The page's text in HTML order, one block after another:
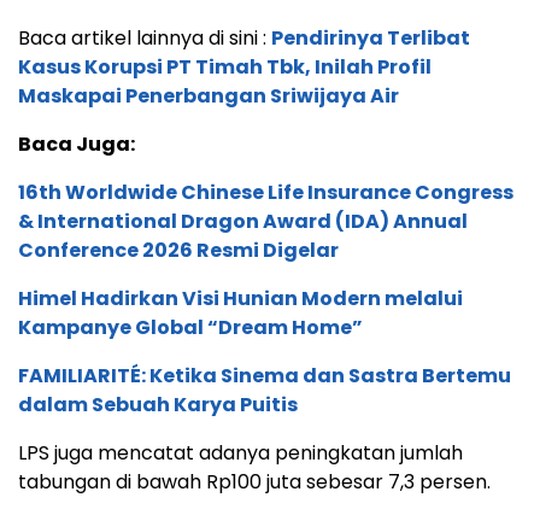
Baca artikel lainnya di sini : Pendirinya Terlibat
Kasus Korupsi PT Timah Tbk, Inilah Profil
Maskapai Penerbangan Sriwijaya Air
Baca Juga:
16th Worldwide Chinese Life Insurance Congress
& International Dragon Award (IDA) Annual
Conference 2026 Resmi Digelar
Himel Hadirkan Visi Hunian Modern melalui
Kampanye Global “Dream Home”
FAMILIARITÉ: Ketika Sinema dan Sastra Bertemu
dalam Sebuah Karya Puitis
LPS juga mencatat adanya peningkatan jumlah
tabungan di bawah Rp100 juta sebesar 7,3 persen.